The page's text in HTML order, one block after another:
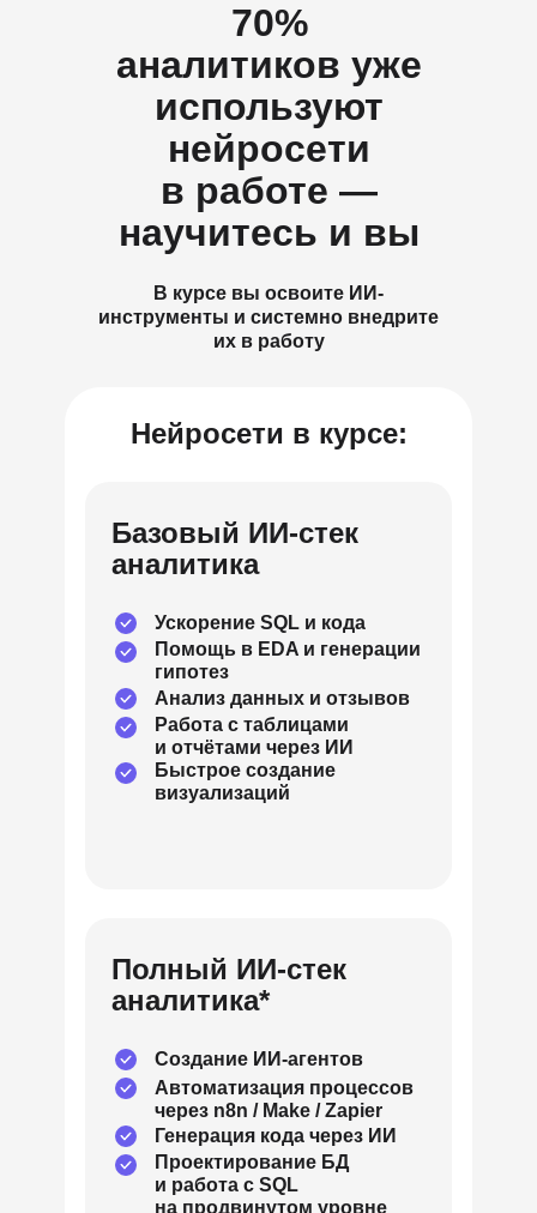
Нейросети в курсе:
В курсе вы освоите ИИ-
инструменты и системно внедрите
их в работу
70%
аналитиков уже
используют
нейросети
в работе —
научитесь и вы
Ускорение SQL и кода
Помощь в EDA и генерации
гипотез
Анализ данных и отзывов
Работа с таблицами
и отчётами через ИИ
Быстрое создание
визуализаций
Базовый ИИ-стек
аналитика
Создание ИИ-агентов
Автоматизация процессов
через n8n / Make / Zapier
Генерация кода через ИИ
Проектирование БД
и работа с SQL
на продвинутом уровне
Полный ИИ-стек
аналитика*